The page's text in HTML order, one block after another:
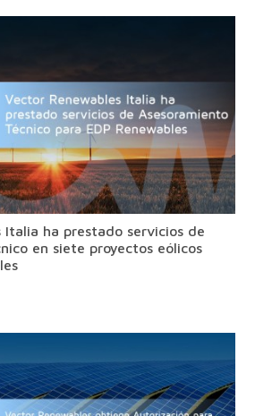
Italia ha prestado servicios de
en siete proyectos eólicos